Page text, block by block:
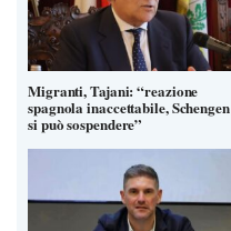
Migranti, Tajani: “reazione
spagnola inaccettabile, Schengen
si può sospendere”